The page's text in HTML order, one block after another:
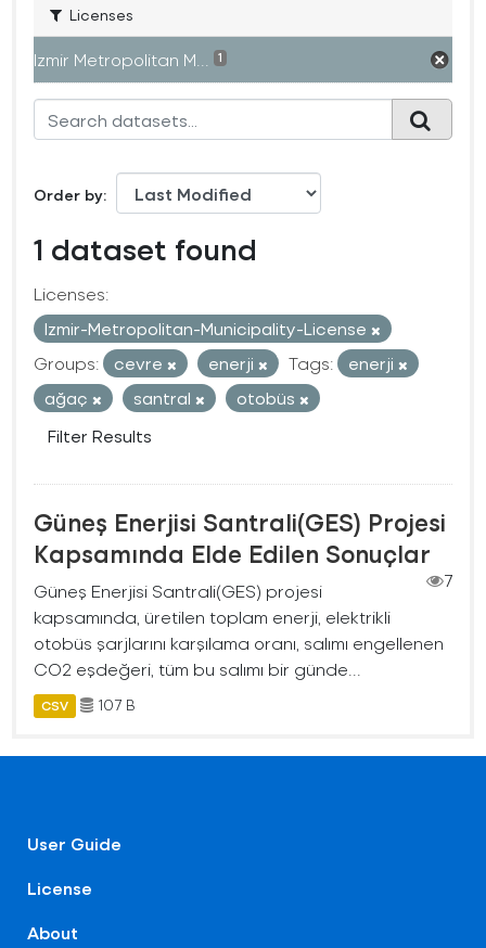
Licenses
Izmir Metropolitan M... 1
Order by
1 dataset found
Licenses:
Izmir-Metropolitan-Municipality-License
Groups:
cevre enerji Tags:
enerji
ağaç
santral
otobüs
Filter Results
Güneş Enerjisi Santrali(GES) Projesi
Kapsamında Elde Edilen Sonuçlar
7
Güneş Enerjisi Santrali(GES) projesi
kapsamında, üretilen toplam enerji, elektrikli
otobüs şarjlarını karşılama oranı, salımı engellenen
CO2 eşdeğeri, tüm bu salımı bir günde...
CSV 107 B
User Guide
License
About